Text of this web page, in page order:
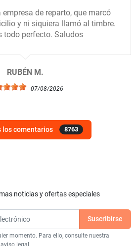
de reparto, que marcó
y ni siquiera llamó al timbre.
todo perfecto. Saludos
RUBÉN M.
07/08/2026
los comentarios 8763
noticias y ofertas especiales
momento. Para ello, consulte nuestra
legal.